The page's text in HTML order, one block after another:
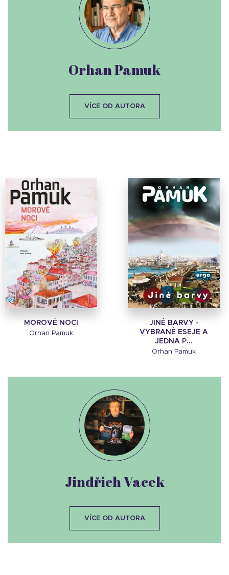
MOROVÉ NOCI
Orhan Pamuk
JINÉ BARVY -
VYBRANÉ ESEJE A
JEDNA P...
Orhan Pamuk
Orhan Pamuk
VÍCE OD AUTORA
Jindřich Vacek
VÍCE OD AUTORA